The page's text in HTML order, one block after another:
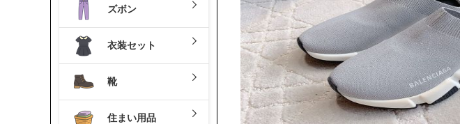
ズボン
衣装セット
靴
住まい用品